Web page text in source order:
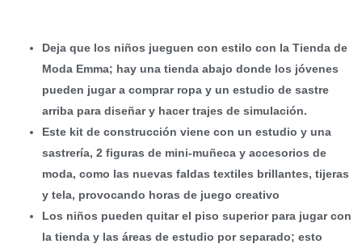
Deja que los niños jueguen con estilo con la Tienda de
Moda Emma; hay una tienda abajo donde los jóvenes
pueden jugar a comprar ropa y un estudio de sastre
arriba para diseñar y hacer trajes de simulación.
Este kit de construcción viene con un estudio y una
sastrería, 2 figuras de mini-muñeca y accesorios de
moda, como las nuevas faldas textiles brillantes, tijeras
y tela, provocando horas de juego creativo
Los niños pueden quitar el piso superior para jugar con
la tienda y las áreas de estudio por separado; esto